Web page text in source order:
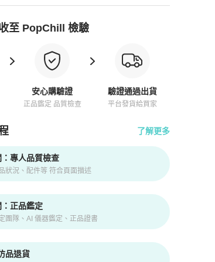
至 PopChill 檢驗
安心購驗證
正品鑑定 品質檢查
驗證通過出貨
平台發貨給買家
了解更多
品驗證、安心購檢驗流程介紹
專人品質檢查
狀況、配件等 符合頁面描述
正品鑑定
團隊、AI 儀器鑑定、正品證書
品退貨